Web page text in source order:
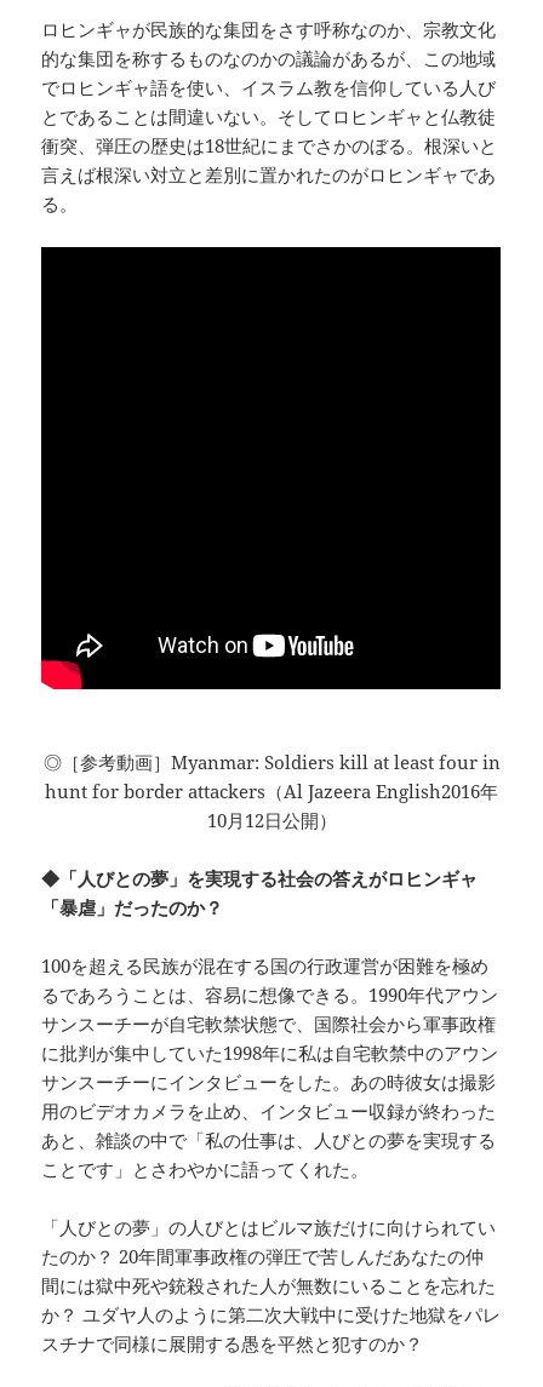
ロヒンギャが民族的な集団をさす呼称なのか、宗教文化
的な集団を称するものなのかの議論があるが、この地域
でロヒンギャ語を使い、イスラム教を信仰している人び
とであることは間違いない。そしてロヒンギャと仏教徒
衝突、弾圧の歴史は18世紀にまでさかのぼる。根深いと
言えば根深い対立と差別に置かれたのがロヒンギャであ
る。
◎［参考動画］Myanmar: Soldiers kill at least four in
hunt for border attackers（Al Jazeera English2016年
10月12日公開）
◆「人びとの夢」を実現する社会の答えがロヒンギャ
「暴虐」だったのか？
100を超える民族が混在する国の行政運営が困難を極め
るであろうことは、容易に想像できる。1990年代アウン
サンスーチーが自宅軟禁状態で、国際社会から軍事政権
に批判が集中していた1998年に私は自宅軟禁中のアウン
サンスーチーにインタビューをした。あの時彼女は撮影
用のビデオカメラを止め、インタビュー収録が終わった
あと、雑談の中で「私の仕事は、人びとの夢を実現する
ことです」とさわやかに語ってくれた。
「人びとの夢」の人びとはビルマ族だけに向けられてい
たのか？ 20年間軍事政権の弾圧で苦しんだあなたの仲
間には獄中死や銃殺された人が無数にいることを忘れた
か？ ユダヤ人のように第二次大戦中に受けた地獄をパレ
スチナで同様に展開する愚を平然と犯すのか？